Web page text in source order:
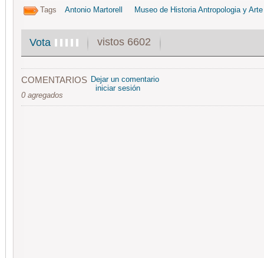
Tags Antonio Martorell Museo de Historia Antropologia y
Vota vistos 6602
COMENTARIOS
0 agregados
Dejar un comentario
iniciar sesión